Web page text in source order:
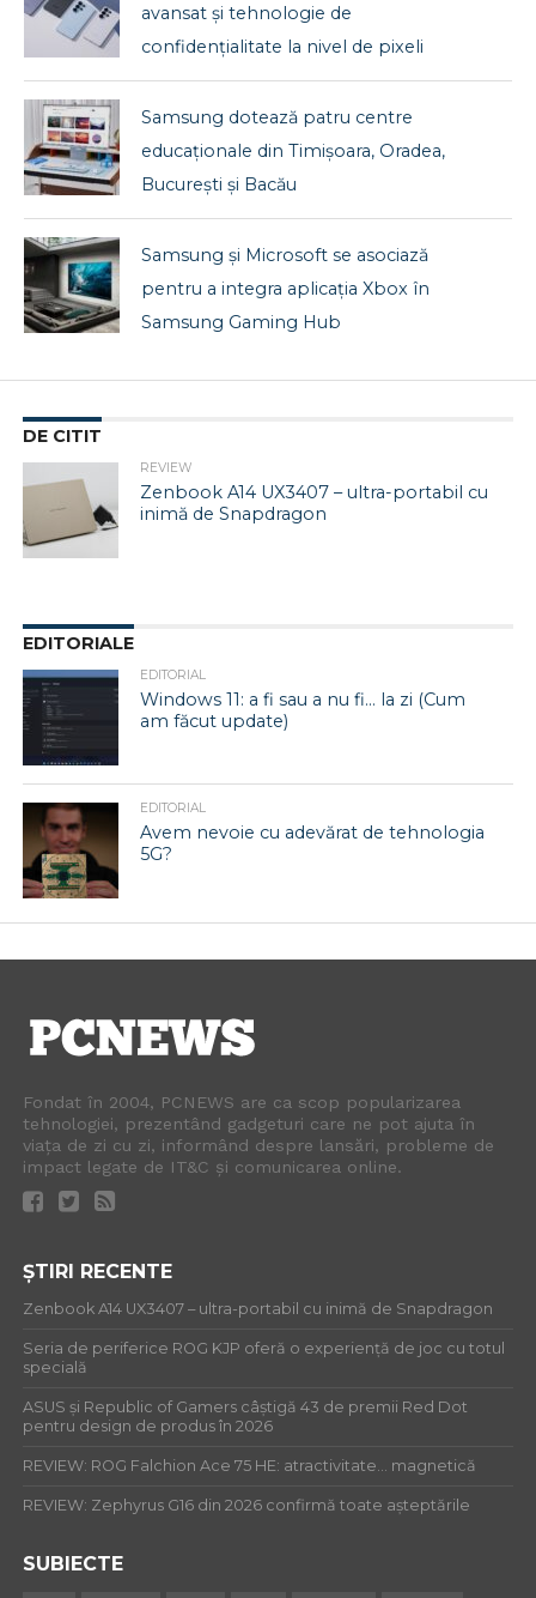
avansat și tehnologie de
confidențialitate la nivel de pixeli
Samsung dotează patru centre
educaționale din Timișoara, Oradea,
București și Bacău
Samsung și Microsoft se asociază
pentru a integra aplicația Xbox în
Samsung Gaming Hub
DE CITIT
REVIEW
Zenbook A14 UX3407 – ultra-portabil cu
inimă de Snapdragon
EDITORIALE
EDITORIAL
Windows 11: a fi sau a nu fi… la zi (Cum
am făcut update)
EDITORIAL
Avem nevoie cu adevărat de tehnologia
5G?
Fondat în 2004, PCNEWS are ca scop popularizarea
tehnologiei, prezentând gadgeturi care ne pot ajuta în
viața de zi cu zi, informând despre lansări, probleme de
impact legate de IT&C și comunicarea online.
ȘTIRI RECENTE
Zenbook A14 UX3407 – ultra-portabil cu inimă de Snapdragon
Seria de periferice ROG KJP oferă o experiență de joc cu totul
specială
ASUS și Republic of Gamers câștigă 43 de premii Red Dot
pentru design de produs în 2026
REVIEW: ROG Falchion Ace 75 HE: atractivitate… magnetică
REVIEW: Zephyrus G16 din 2026 confirmă toate așteptările
SUBIECTE